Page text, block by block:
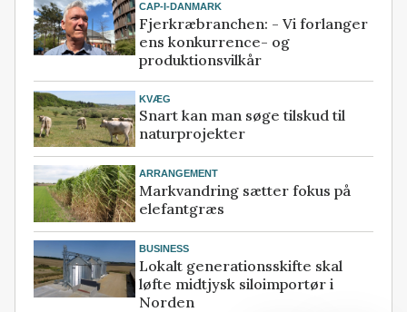
CAP-I-DANMARK
Fjerkræbranchen: - Vi forlanger
ens konkurrence- og
produktionsvilkår
KVÆG
Snart kan man søge tilskud til
naturprojekter
ARRANGEMENT
Markvandring sætter fokus på
elefantgræs
BUSINESS
Lokalt generationsskifte skal
løfte midtjysk siloimportør i
Norden